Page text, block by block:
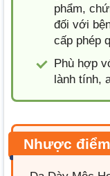
phẩm,
đối với
cấp phép
Phù hợp
lành tính,
Nhược điểm